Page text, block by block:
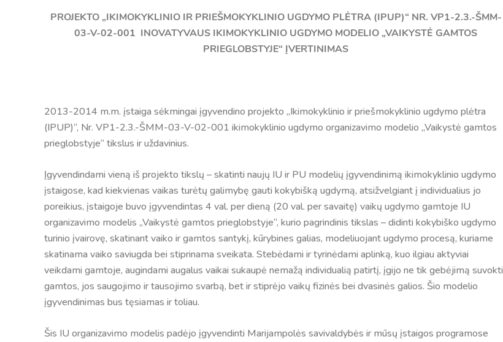
PROJEKTO „IKIMOKYKLINIO IR PRIEŠMOKYKLINIO UGDYMO PLĖTRA (IPUP)“ NR. VP1-2.3.-ŠMM-
03-V-02-001 INOVATYVAUS IKIMOKYKLINIO UGDYMO MODELIO „VAIKYSTĖ GAMTOS
PRIEGLOBSTYJE“ ĮVERTINIMAS
2013-2014 m.m. įstaiga sėkmingai įgyvendino projekto „Ikimokyklinio ir priešmokyklinio ugdymo plėtra
(IPUP)“, Nr. VP1-2.3.-ŠMM-03-V-02-001 ikimokyklinio ugdymo organizavimo modelio „Vaikystė gamtos
prieglobstyje“ tikslus ir uždavinius.
Įgyvendindami vieną iš projekto tikslų – skatinti naujų IU ir PU modelių įgyvendinimą ikimokyklinio ugdymo
įstaigose, kad kiekvienas vaikas turėtų galimybę gauti kokybišką ugdymą, atsižvelgiant į individualius jo
poreikius, įstaigoje buvo įgyvendintas 4 val. per dieną (20 val. per savaitę) vaikų ugdymo gamtoje IU
organizavimo modelis „Vaikystė gamtos prieglobstyje“, kurio pagrindinis tikslas – didinti kokybiško ugdymo
turinio įvairovę, skatinant vaiko ir gamtos santykį, kūrybines galias, modeliuojant ugdymo procesą, kuriame
skatinama vaiko saviugda bei stiprinama sveikata. Stebėdami ir tyrinėdami aplinką, kuo ilgiau aktyviai
veikdami gamtoje, augindami augalus vaikai sukaupė nemažą individualią patirtį, įgijo ne tik gebėjimą suvokti
gamtos, jos saugojimo ir tausojimo svarbą, bet ir stiprėjo vaikų fizinės bei dvasinės galios. Šio modelio
įgyvendinimas bus tęsiamas ir toliau.
Šis IU organizavimo modelis padėjo įgyvendinti Marijampolės savivaldybės ir mūsų įstaigos programose